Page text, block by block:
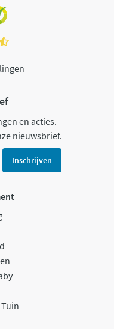
en acties.
nieuwsbrief.
Inschrijven